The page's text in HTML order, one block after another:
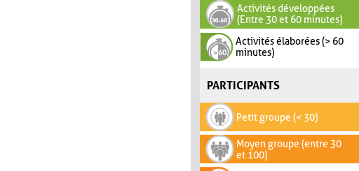
Activités développées
(Entre 30 et 60 minutes)
Activités élaborées (> 60
minutes)
PARTICIPANTS
Petit groupe (< 30)
Moyen groupe (entre 30
et 100)